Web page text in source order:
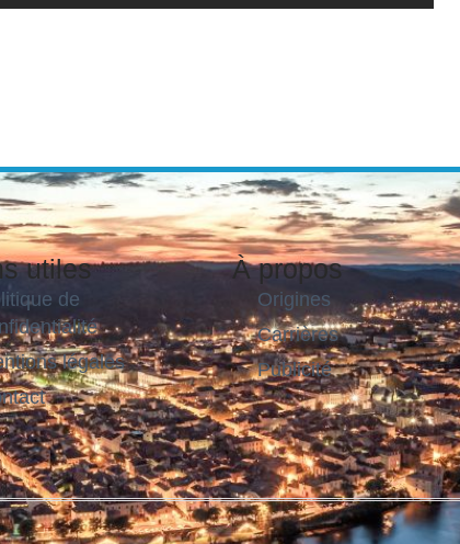
utiles
de
légales
À propos
Origines
Carrières
Publicité